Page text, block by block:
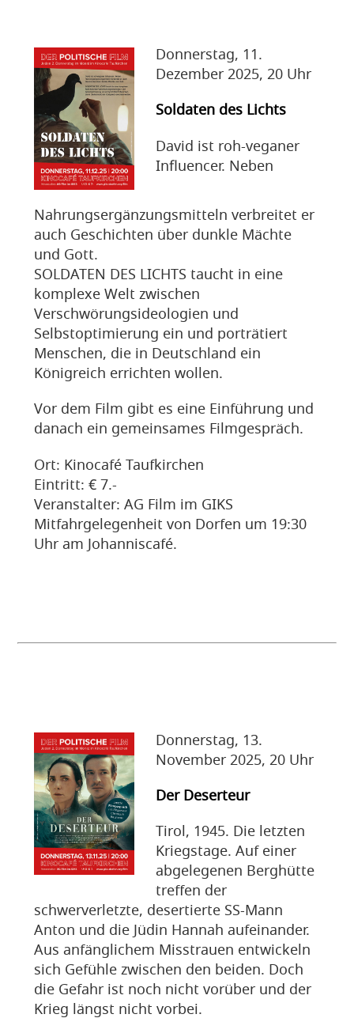
Donnerstag, 11.
Dezember 2025, 20 Uhr
Soldaten des Lichts
David ist roh-veganer
Influencer. Neben
Nahrungsergänzungsmitteln verbreitet er
auch Geschichten über dunkle Mächte
und Gott.
SOLDATEN DES LICHTS taucht in eine
komplexe Welt zwischen
Verschwörungsideologien und
Selbstoptimierung ein und porträtiert
Menschen, die in Deutschland ein
Königreich errichten wollen.
Vor dem Film gibt es eine Einführung und
danach ein gemeinsames Filmgespräch.
Ort: Kinocafé Taufkirchen
Eintritt: € 7.-
Veranstalter: AG Film im GIKS
Mitfahrgelegenheit von Dorfen um 19:30
Uhr am Johanniscafé.
Donnerstag, 13.
November 2025, 20 Uhr
Der Deserteur
Tirol, 1945. Die letzten
Kriegstage. Auf einer
abgelegenen Berghütte
treffen der
schwerverletzte, desertierte SS-Mann
Anton und die Jüdin Hannah aufeinander.
Aus anfänglichem Misstrauen entwickeln
sich Gefühle zwischen den beiden. Doch
die Gefahr ist noch nicht vorüber und der
Krieg längst nicht vorbei.